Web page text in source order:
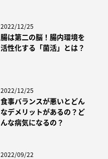
2022/12/25
腸は第二の脳！腸内環境を
活性化する「菌活」とは？
2022/12/25
食事バランスが悪いとどん
なデメリットがあるの？ど
んな病気になるの？
2022/09/22